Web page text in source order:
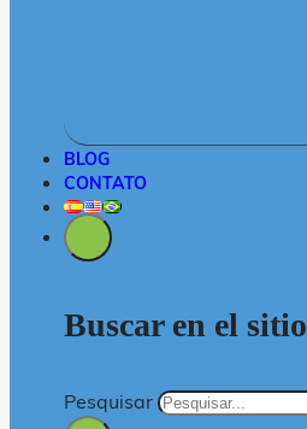
BLOG
CONTATO
Buscar en el sitio
Pesquisar